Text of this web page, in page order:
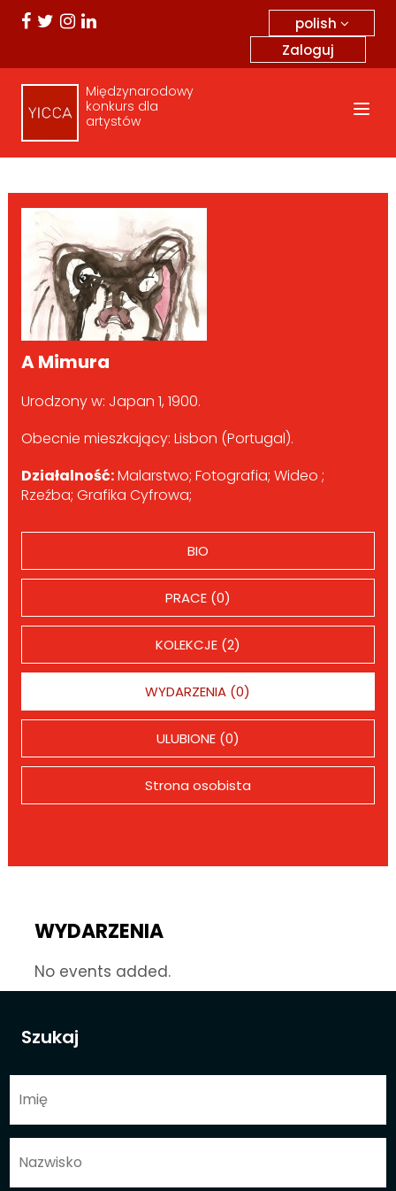
polish
Zaloguj
Międzynarodowy
konkurs dla
artystów
Szukaj
A Mimura
Urodzony w: Japan 1, 1900.
Obecnie mieszkający: Lisbon (Portugal).
Działalność:Malarstwo; Fotografia; Wideo ;
Rzeźba; Grafika Cyfrowa;
BIO
PRACE (0)
KOLEKCJE (2)
WYDARZENIA (0)
ULUBIONE (0)
Strona osobista
WYDARZENIA
No events added.